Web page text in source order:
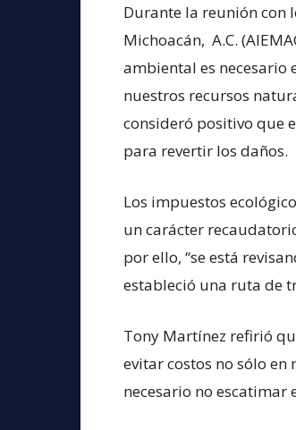
Durante la reunión con
Michoacán, A.C.
ambiental es necesario
nuestros recursos
consideró positivo que
para revertir los daños.
Los impuestos
un carácter
por ello, “se está
estableció una ruta de
Tony Martínez refirió
evitar costos no sólo
necesario no escatimar